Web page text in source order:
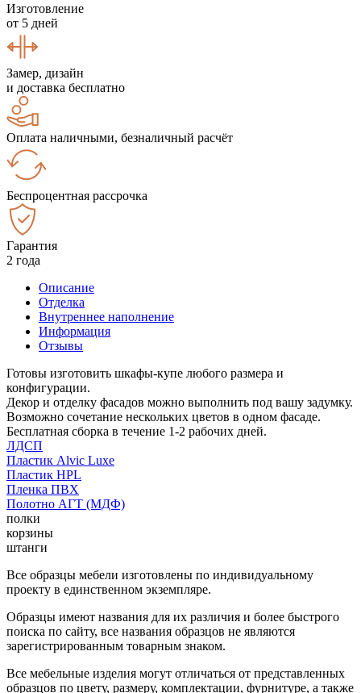
Изготовление
от 5 дней
Замер, дизайн
и доставка бесплатно
Оплата наличными, безналичный расчёт
Беспроцентная рассрочка
Гарантия
2 года
Описание
Отделка
Внутреннее наполнение
Информация
Отзывы
Готовы изготовить шкафы-купе любого размера и
конфигурации.
Декор и отделку фасадов можно выполнить под вашу задумку.
Возможно сочетание нескольких цветов в одном фасаде.
Бесплатная сборка в течение 1-2 рабочих дней.
ЛДСП
Пластик Alvic Luxe
Пластик HPL
Пленка ПВХ
Полотно АГТ (МДФ)
полки
корзины
штанги
Все образцы мебели изготовлены по индивидуальному
проекту в единственном экземпляре.
Образцы имеют названия для их различия и более быстрого
поиска по сайту, все названия образцов не являются
зарегистрированным товарным знаком.
Все мебельные изделия могут отличаться от представленных
образцов по цвету, размеру, комплектации, фурнитуре, а также